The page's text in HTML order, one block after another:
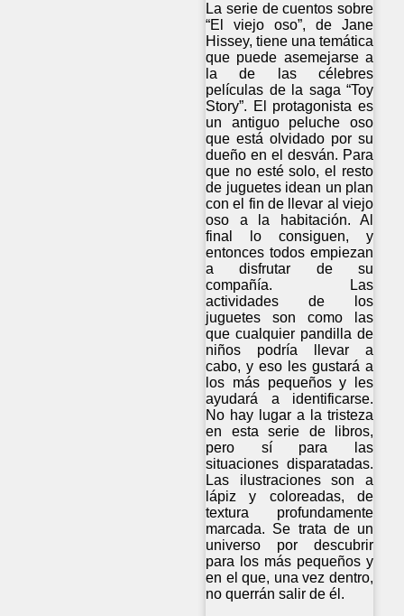
La serie de cuentos sobre
“El viejo oso”, de Jane
Hissey, tiene una temática
que puede asemejarse a
la de las célebres
películas de la saga “Toy
Story”. El protagonista es
un antiguo peluche oso
que está olvidado por su
dueño en el desván. Para
que no esté solo, el resto
de juguetes idean un plan
con el fin de llevar al viejo
oso a la habitación. Al
final lo consiguen, y
entonces todos empiezan
a disfrutar de su
compañía. Las
actividades de los
juguetes son como las
que cualquier pandilla de
niños podría llevar a
cabo, y eso les gustará a
los más pequeños y les
ayudará a identificarse.
No hay lugar a la tristeza
en esta serie de libros,
pero sí para las
situaciones disparatadas.
Las ilustraciones son a
lápiz y coloreadas, de
textura profundamente
marcada. Se trata de un
universo por descubrir
para los más pequeños y
en el que, una vez dentro,
no querrán salir de él.